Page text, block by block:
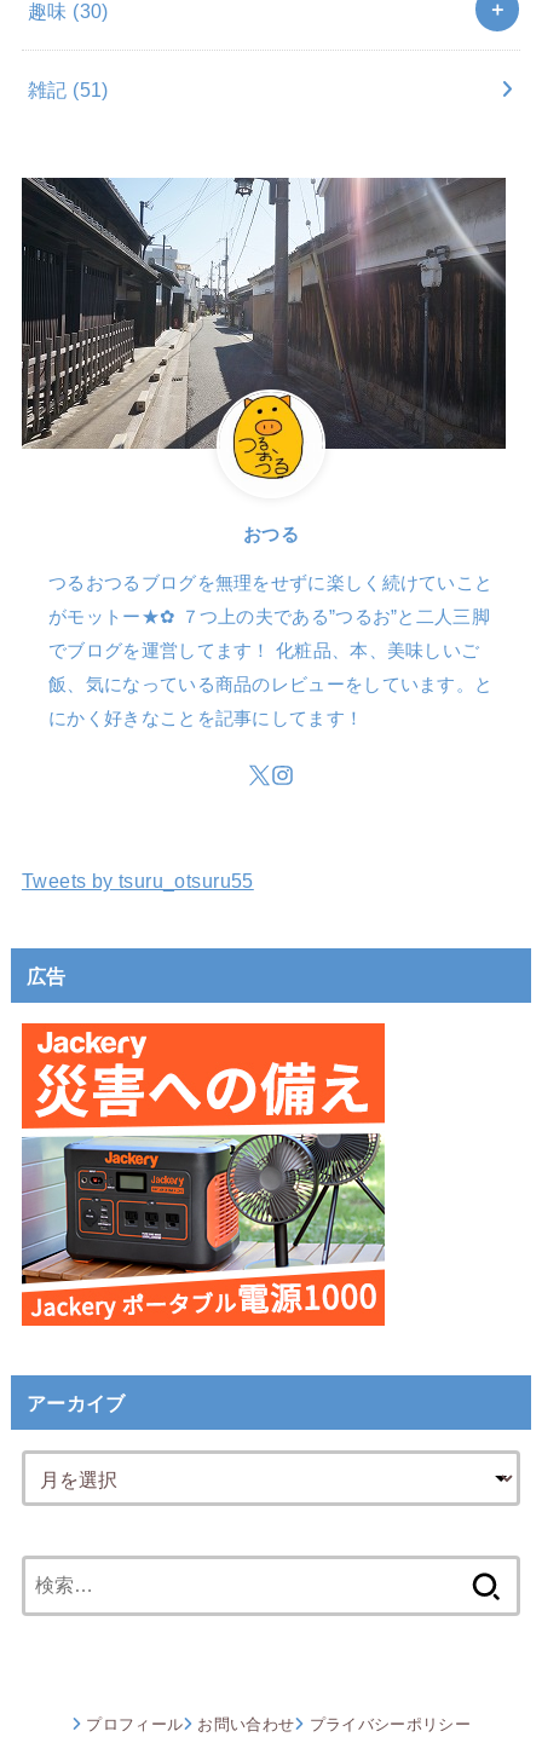
趣味 (30)
雑記 (51)
おつる
つるおつるブログを無理をせずに楽しく続けていこと
がモットー★✿ ７つ上の夫である”つるお”と二人三脚
でブログを運営してます！ 化粧品、本、美味しいご
飯、気になっている商品のレビューをしています。と
にかく好きなことを記事にしてます！
Tweets by tsuru_otsuru55
広告
アーカイブ
索:
プロフィール お問い合わせ プライバシーポリシー